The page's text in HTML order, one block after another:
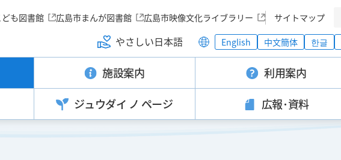
も図書館 広島市まんが図書館 広島市映像文化ライブラリー サイトマップ
やさしい日本語 English 中文簡体 한글
施設案内 利用案内
ジュウダイ ノ ページ 広報･資料